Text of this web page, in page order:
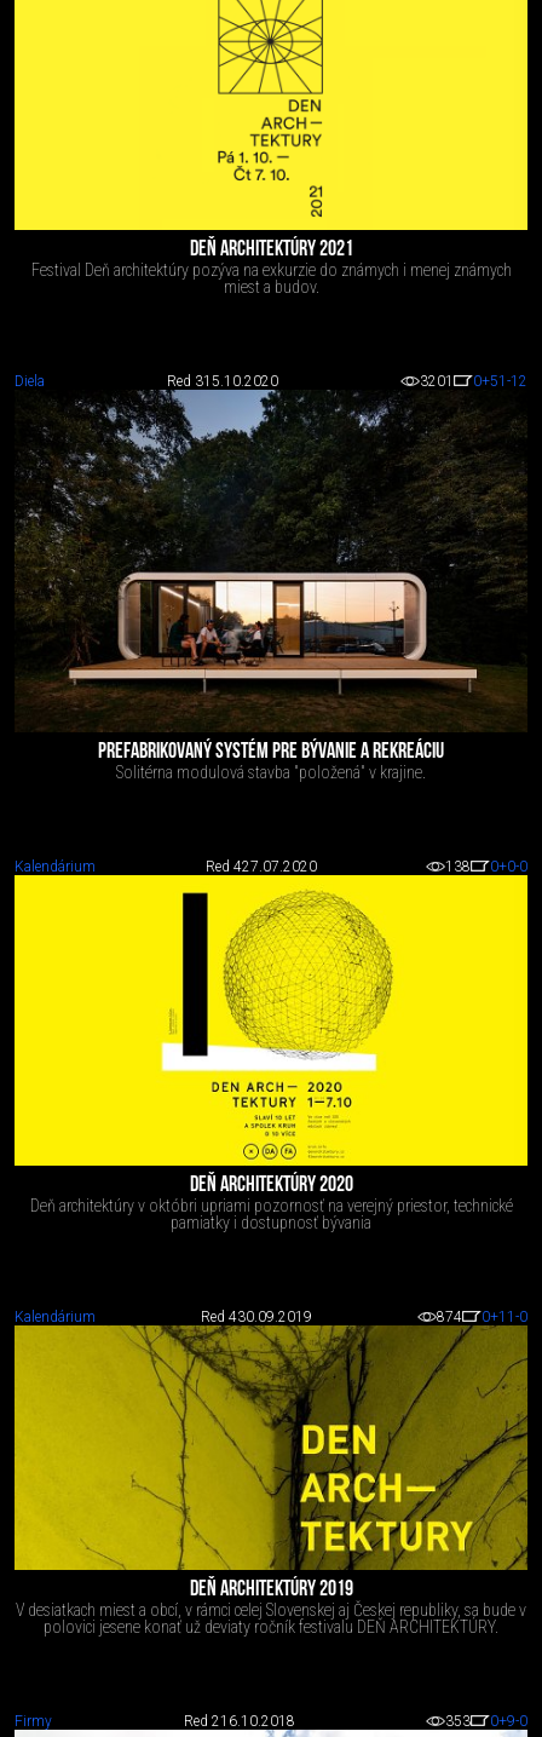
DEŇ ARCHITEKTÚRY 2021
Festival Deň architektúry pozýva na exkurzie do známych i menej známych
miest a budov.
Diela Red 315.10.2020 3201 0+51 -12
PREFABRIKOVANÝ SYSTÉM PRE BÝVANIE A REKREÁCIU
Solitérna modulová stavba "položená" v krajine.
Kalendárium Red 427.07.2020 138 0+0-0
DEŇ ARCHITEKTÚRY 2020
Deň architektúry v októbri upriami pozornosť na verejný priestor, technické
pamiatky i dostupnosť bývania
Kalendárium Red 430.09.2019 874 0+11 -0
DEŇ ARCHITEKTÚRY 2019
V desiatkach miest a obcí, v rámci celej Slovenskej aj Českej republiky, sa bude v
polovici jesene konať už deviaty ročník festivalu DEŇ ARCHITEKTÚRY.
Firmy Red 216.10.2018 353 0+9-0